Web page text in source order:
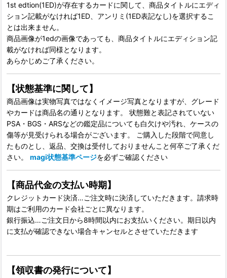
1st edtion(1ED)が存在するカードに関して、商品タイトルにエディ
ション記載がなければ1ED、アンリミ(1ED表記なし)を選択するこ
とは出来ません。
商品画像が1edの画像であっても、商品タイトルにエディション記
載がなければ同様となります。
あらかじめご了承ください。
【状態基準に関して】
商品画像は実物写真ではなくイメージ写真となりますが、グレード
やカードは商品名の通りとなります。 状態難と表記されていない
PSA・BGS・ARSなどの鑑定品についても白欠けや汚れ、ケースの
傷等が見受けられる場合がございます。 ご購入した段階で同意し
たものとし、返品、交換は受付しておりませんこと何卒ご了承くだ
さい。 magi状態基準ページを必ずご確認ください
【商品代金の支払い時期】
クレジットカード決済…ご注文時に決済していただきます。請求時
期はご利用のカード会社ごとに異なります。
銀行振込…ご注文日から8時間以内にお支払いください。期日以内
に支払が確認できない場合キャンセルとさせていただきます
【領収書の発行について】